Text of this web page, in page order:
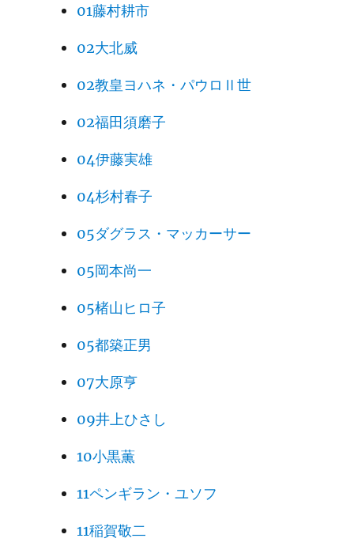
01藤村耕市
02大北威
02教皇ヨハネ・パウロⅡ世
02福田須磨子
04伊藤実雄
04杉村春子
05ダグラス・マッカーサー
05岡本尚一
05楮山ヒロ子
05都築正男
07大原亨
09井上ひさし
10小黒薫
11ペンギラン・ユソフ
11稲賀敬二